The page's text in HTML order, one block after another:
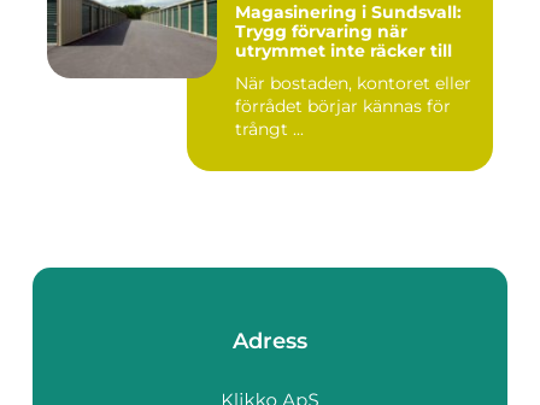
Magasinering i Sundsvall:
Trygg förvaring när
utrymmet inte räcker till
När bostaden, kontoret eller
förrådet börjar kännas för
trångt ...
Adress